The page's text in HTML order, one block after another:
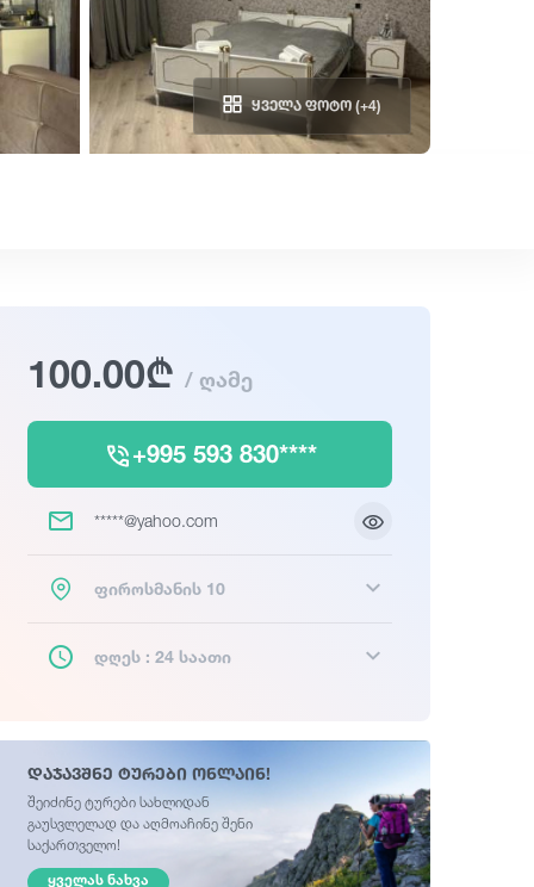
ყველა ფოტო (+4)
100.00₾ / ღამე
+995 593 830****
*****@yahoo.com
ფიროსმანის 10
დღეს : 24 საათი
დაჯავშნე ტურები ონლაინ!
შეიძინე ტურები სახლიდან
გაუსვლელად და აღმოაჩინე შენი
საქართველო!
ᲧᲕᲔᲚᲐᲡ ᲜᲐᲮᲕᲐ